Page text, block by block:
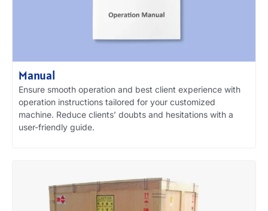
Manual
Ensure smooth operation and best client experience with
operation instructions tailored for your customized
machine. Reduce clients’ doubts and hesitations with a
user-friendly guide.